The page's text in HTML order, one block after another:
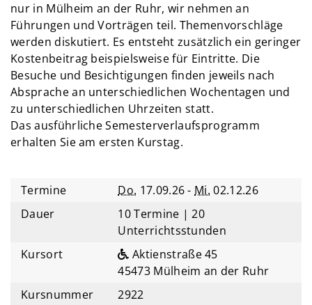
nur in Mülheim an der Ruhr, wir nehmen an
Führungen und Vorträgen teil. Themenvorschläge
werden diskutiert. Es entsteht zusätzlich ein geringer
Kostenbeitrag beispielsweise für Eintritte. Die
Besuche und Besichtigungen finden jeweils nach
Absprache an unterschiedlichen Wochentagen und
zu unterschiedlichen Uhrzeiten statt.
Das ausführliche Semesterverlaufsprogramm
erhalten Sie am ersten Kurstag.
Termine Do. 17.09.26 - Mi. 02.12.26
Dauer
10 Termine | 20
Unterrichtsstunden
Kursort
Aktienstraße 45
45473 Mülheim an der Ruhr
Kursnummer
2922